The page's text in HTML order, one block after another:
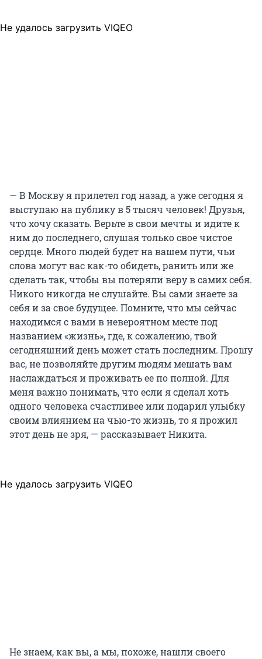
Не удалось загрузить VIQEO
— В Москву я прилетел год назад, а уже сегодня я
выступаю на публику в 5 тысяч человек! Друзья,
что хочу сказать. Верьте в свои мечты и идите к
ним до последнего, слушая только свое чистое
сердце. Много людей будет на вашем пути, чьи
слова могут вас как-то обидеть, ранить или же
сделать так, чтобы вы потеряли веру в самих себя.
Никого никогда не слушайте. Вы сами знаете за
себя и за свое будущее. Помните, что мы сейчас
находимся с вами в невероятном месте под
названием «жизнь», где, к сожалению, твой
сегодняшний день может стать последним. Прошу
вас, не позволяйте другим людям мешать вам
наслаждаться и проживать ее по полной. Для
меня важно понимать, что если я сделал хоть
одного человека счастливее или подарил улыбку
своим влиянием на чью-то жизнь, то я прожил
этот день не зря, — рассказывает Никита.
Не удалось загрузить VIQEO
Не знаем, как вы, а мы, похоже, нашли своего